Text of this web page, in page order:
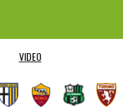
VIDEO